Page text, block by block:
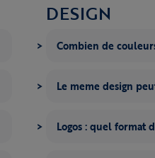
DESIGN
Combien de
Le meme design
Logos : quel format